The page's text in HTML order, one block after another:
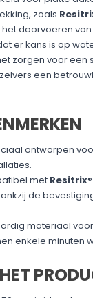
zoals
doorvoeren
er kans is op
zorgen voor
een
ontworpen
met Resitrix
de
materiaal
enkele minuten